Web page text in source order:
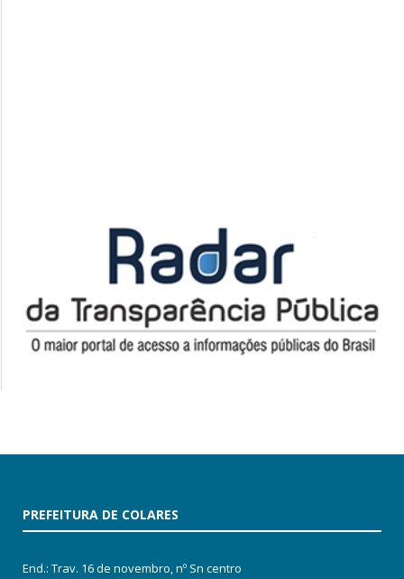
PREFEITURA DE COLARES
End.: Trav. 16 de novembro, nº Sn centro